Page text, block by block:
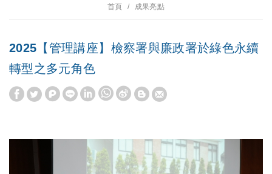
首頁 成果亮點
2025【管理講座】檢察署與廉政署於綠色永續
轉型之多元角色
a
t
n
a